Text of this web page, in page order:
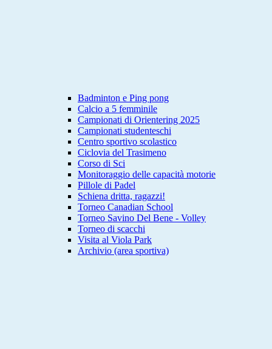
Badminton e Ping pong
Calcio a 5 femminile
Campionati di Orientering 2025
Campionati studenteschi
Centro sportivo scolastico
Ciclovia del Trasimeno
Corso di Sci
Monitoraggio delle capacità motorie
Pillole di Padel
Schiena dritta, ragazzi!
Torneo Canadian School
Torneo Savino Del Bene - Volley
Torneo di scacchi
Visita al Viola Park
Archivio (area sportiva)